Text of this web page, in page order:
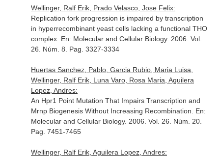
Wellinger, Ralf Erik, Prado Velasco, Jose Felix:
Replication fork progression is impaired by transcription
in hyperrecombinant yeast cells lacking a functional THO
complex. En: Molecular and Cellular Biology. 2006. Vol.
26. Núm. 8. Pag. 3327-3334
Huertas Sanchez, Pablo, Garcia Rubio, Maria Luisa,
Wellinger, Ralf Erik, Luna Varo, Rosa Maria, Aguilera
Lopez, Andres:
An Hpr1 Point Mutation That Impairs Transcription and
Mrnp Biogenesis Without Increasing Recombination. En:
Molecular and Cellular Biology. 2006. Vol. 26. Núm. 20.
Pag. 7451-7465
Wellinger, Ralf Erik, Aguilera Lopez, Andres: